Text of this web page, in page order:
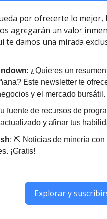
por ofrecerte lo
agregarán un valor
te damos una mirada
: ¿Quieres un
Este newsletter te
y el mercado bursátil.
fuente de recursos de
y afinar tus
: ⛏ Noticias de minería con
¡Gratis!
Explorar y